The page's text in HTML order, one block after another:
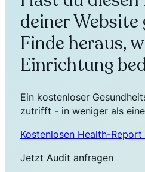
deiner Website
Finde heraus,
Einrichtung
Ein kostenloser
zutrifft - in weniger als
Kostenlosen Health-
Jetzt Audit anfragen